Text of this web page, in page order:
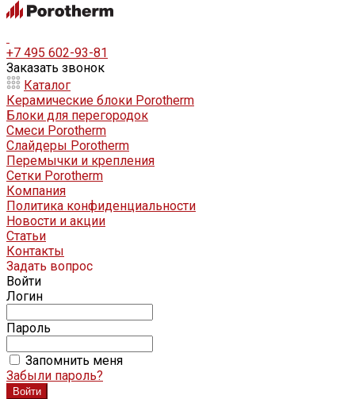
+7 495 602-93-81
Заказать звонок
Каталог
Керамические блоки Porotherm
Блоки для перегородок
Смеси Porotherm
Слайдеры Porotherm
Перемычки и крепления
Сетки Porotherm
Компания
Политика конфиденциальности
Новости и акции
Статьи
Контакты
Задать вопрос
Войти
Логин
Пароль
Запомнить меня
Забыли пароль?